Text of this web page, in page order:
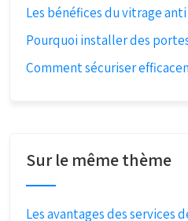
Les bénéfices du vitrage
Pourquoi installer des
Comment sécuriser
Sur le même thème
Les avantages des services